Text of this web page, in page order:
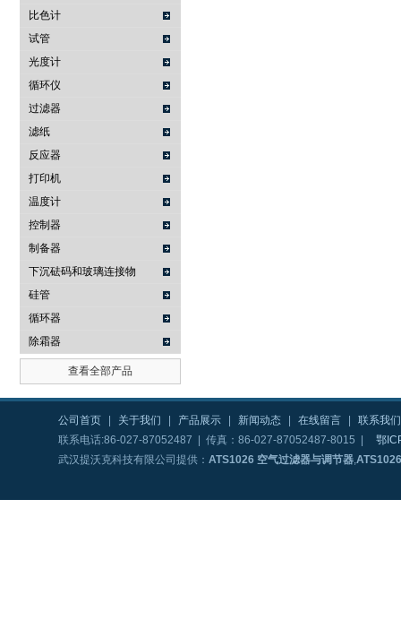
比色计
试管
光度计
循环仪
过滤器
滤纸
反应器
打印机
温度计
控制器
制备器
下沉砝码和玻璃连接物
硅管
循环器
除霜器
查看全部产品
公司首页 关于我们 产品展示 新闻动态 在线留言
联系我们
联系电话:86-027-87052487 | 传真：86-027-87052487-8015 |
鄂
武汉提沃克科技有限公司提供： ATS1026 空气过滤器与调节器,